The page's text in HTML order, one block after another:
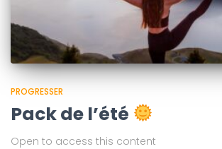
PROGRESSER
Pack de l’été
Open to access this content